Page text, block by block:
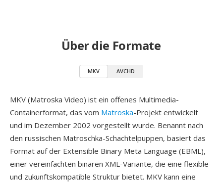
Über die Formate
MKV AVCHD
MKV (Matroska Video) ist ein offenes Multimedia-
Containerformat, das vom Matroska-Projekt entwickelt
und im Dezember 2002 vorgestellt wurde. Benannt nach
den russischen Matroschka-Schachtelpuppen, basiert das
Format auf der Extensible Binary Meta Language (EBML),
einer vereinfachten binären XML-Variante, die eine flexible
und zukunftskompatible Struktur bietet. MKV kann eine